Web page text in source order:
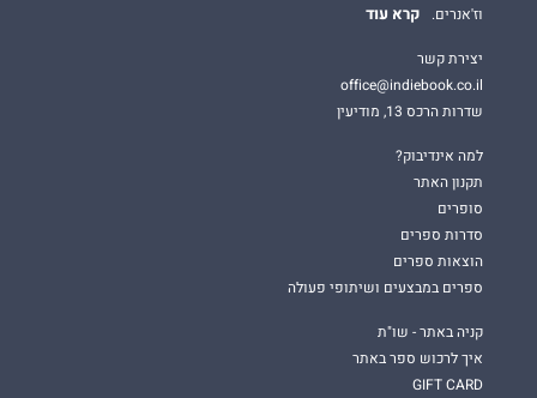
וז'אנרים.
קרא עוד
יצירת קשר
office@indiebook.co.il
שדרות הרכס 13, מודיעין
למה אינדיבוק?
תקנון האתר
סופרים
סדרות ספרים
הוצאות ספרים
ספרים במבצעים ושיתופי פעולה
קניה באתר - שו"ת
איך לרכוש ספר באתר
GIFT CARD